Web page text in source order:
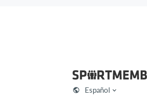
Español